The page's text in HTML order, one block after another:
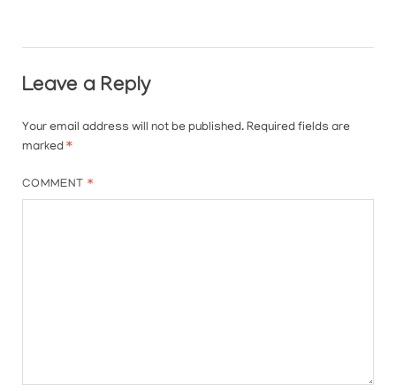
Leave a Reply
Your email address will not be published. Required fields are
marked *
COMMENT*